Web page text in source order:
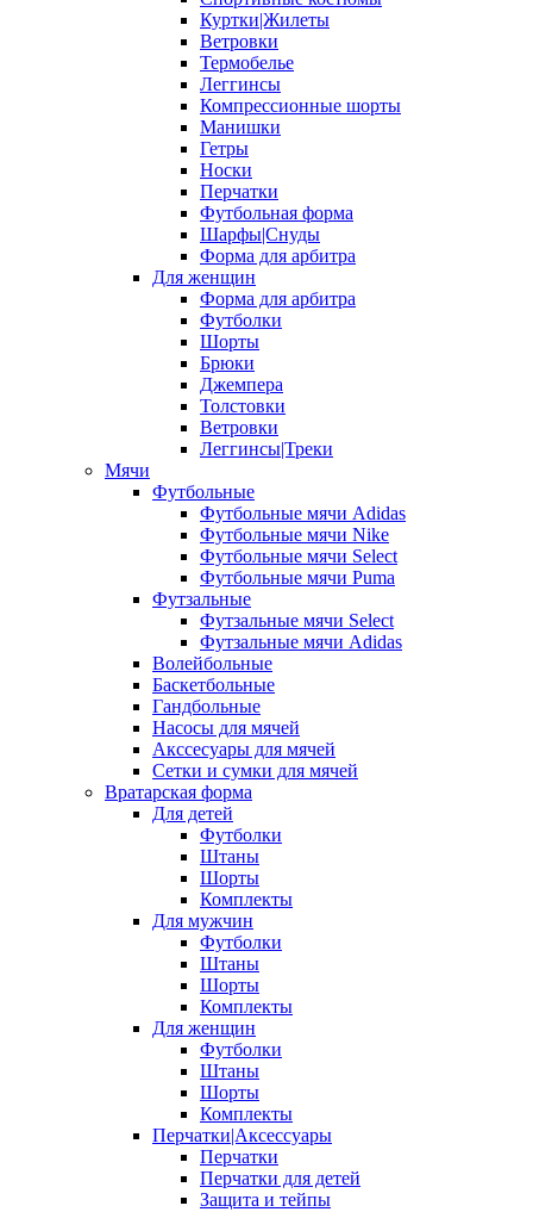
Куртки|Жилеты
Ветровки
Термобелье
Леггинсы
Компрессионные шорты
Манишки
Гетры
Носки
Перчатки
Футбольная форма
Шарфы|Снуды
Форма для арбитра
Для женщин
Форма для арбитра
Футболки
Шорты
Брюки
Джемпера
Толстовки
Ветровки
Леггинсы|Треки
Мячи
Футбольные
Футбольные мячи Adidas
Футбольные мячи Nike
Футбольные мячи Select
Футбольные мячи Puma
Футзальные
Футзальные мячи Select
Футзальные мячи Adidas
Волейбольные
Баскетбольные
Гандбольные
Насосы для мячей
Акссесуары для мячей
Сетки и сумки для мячей
Вратарская форма
Для детей
Футболки
Штаны
Шорты
Комплекты
Для мужчин
Футболки
Штаны
Шорты
Комплекты
Для женщин
Футболки
Штаны
Шорты
Комплекты
Перчатки|Аксессуары
Перчатки
Перчатки для детей
Защита и тейпы